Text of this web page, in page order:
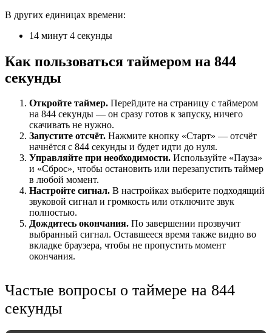
НАСТРОЙКИ
Звуки:
Громкость:
В других единицах времени:
14 минут 4 секунды
Как пользоваться таймером на 844
секунды
Откройте таймер. Перейдите на страницу с таймером
на 844 секунды — он сразу готов к запуску, ничего
скачивать не нужно.
Запустите отсчёт. Нажмите кнопку «Старт» — отсчёт
начнётся с 844 секунды и будет идти до нуля.
Управляйте при необходимости. Используйте «Пауза»
и «Сброс», чтобы остановить или перезапустить таймер
в любой момент.
Настройте сигнал. В настройках выберите подходящий
звуковой сигнал и громкость или отключите звук
полностью.
Дождитесь окончания. По завершении прозвучит
выбранный сигнал. Оставшееся время также видно во
вкладке браузера, чтобы не пропустить момент
окончания.
Частые вопросы о таймере на 844
секунды